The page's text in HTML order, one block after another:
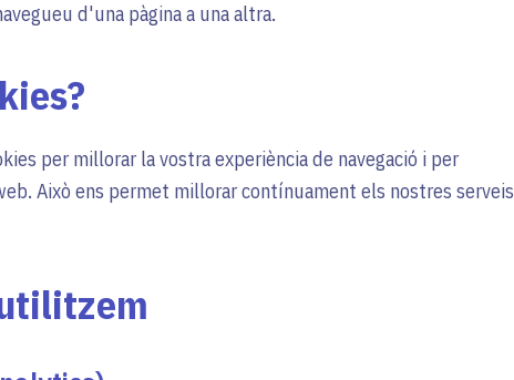
d'una pàgina a una altra.
per millorar la vostra experiència de navegació i per
Això ens permet millorar contínuament els nostres serveis